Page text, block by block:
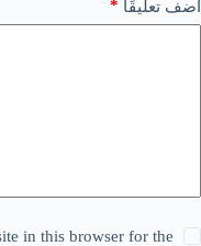
أضف تعليقًا *
in this browser for the